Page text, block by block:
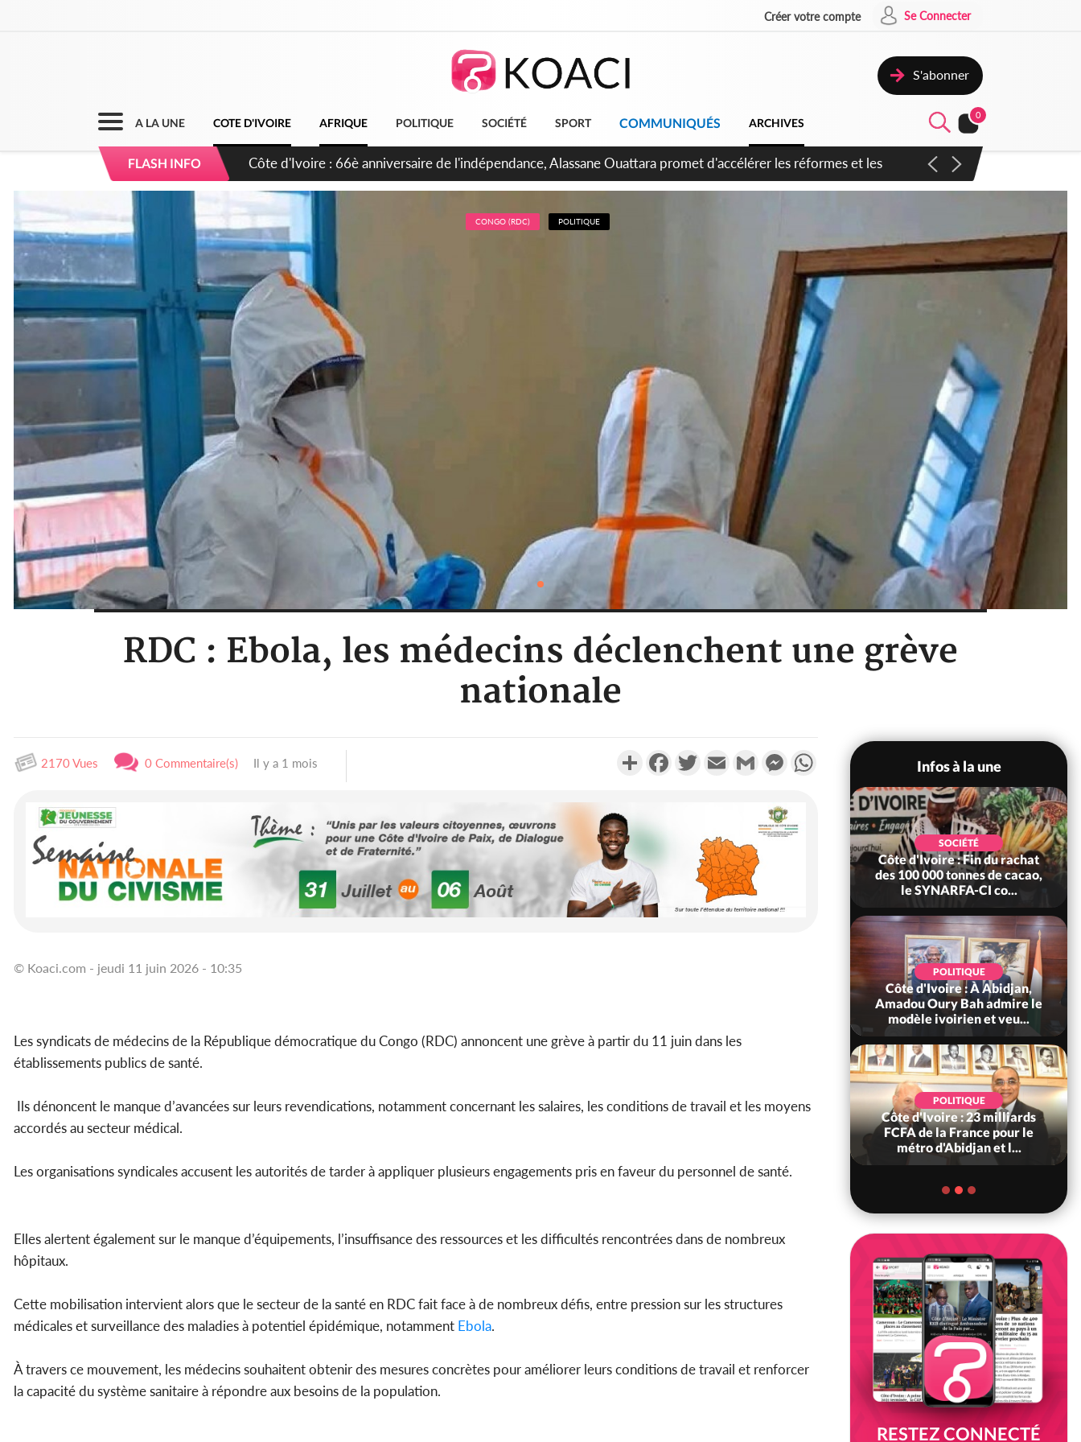
Créer votre compte Se Connecter
S'abonner
A LA UNE COTE D'IVOIRE AFRIQUE POLITIQUE SOCIÉTÉ SPORT COMMUNIQUÉS ARCHIVES
0
FLASH INFO
Côte d'Ivoire : À Abidjan, Amadou Oury Bah admire le modèle ivoirien et veut s'en inspirer pour accélérer le
développement de la Guinée
CONGO (RDC) POLITIQUE
RDC : Ebola, les médecins déclenchent une grève
nationale
2170 Vues 0 Commentaire(s) Il y a 1 mois PartagerFacebookTwitterEmail Gmail MessengerWhatsApp
© Koaci.com - jeudi 11 juin 2026 - 10:35
Les syndicats de médecins de la République démocratique du Congo (RDC) annoncent une grève à partir du 11 juin dans les
établissements publics de santé.
Ils dénoncent le manque d’avancées sur leurs revendications, notamment concernant les salaires, les conditions de travail et les moyens
accordés au secteur médical.
Les organisations syndicales accusent les autorités de tarder à appliquer plusieurs engagements pris en faveur du personnel de santé.
Elles alertent également sur le manque d’équipements, l’insuffisance des ressources et les difficultés rencontrées dans de nombreux
hôpitaux.
Cette mobilisation intervient alors que le secteur de la santé en RDC fait face à de nombreux défis, entre pression sur les structures
médicales et surveillance des maladies à potentiel épidémique, notamment Ebola.
À travers ce mouvement, les médecins souhaitent obtenir des mesures concrètes pour améliorer leurs conditions de travail et renforcer
la capacité du système sanitaire à répondre aux besoins de la population.
Infos à la une
POLITIQUE
Côte d'Ivoire : Fête nationale,
Alassane Ouattara accorde
la grâce à 4 661...
POLITIQUE
Côte d'Ivoire : Décrispation ?
SOCIÉTÉ
Côte d'Ivoire : Fin du rachat
des 100 000 tonnes de cacao,
le SYNARFA-CI co...
POLITIQUE
Côte d'Ivoire : À Abidjan,
Amadou Oury Bah admire le
modèle ivoirien et veu...
POLITIQUE
Côte d'Ivoire : 23 milliards
FCFA de la France pour le
métro d'Abidjan et l...
RESTEZ CONNECTÉ